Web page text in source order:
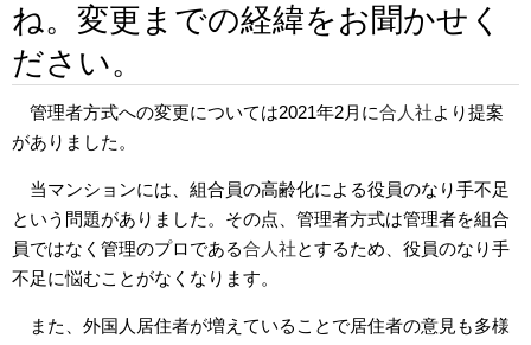
ね。変更までの経緯をお聞かせく
ださい。
管理者方式への変更については2021年2月に合人社より提案
がありました。
当マンションには、組合員の高齢化による役員のなり手不足
という問題がありました。その点、管理者方式は管理者を組合
員ではなく管理のプロである合人社とするため、役員のなり手
不足に悩むことがなくなります。
また、外国人居住者が増えていることで居住者の意見も多様